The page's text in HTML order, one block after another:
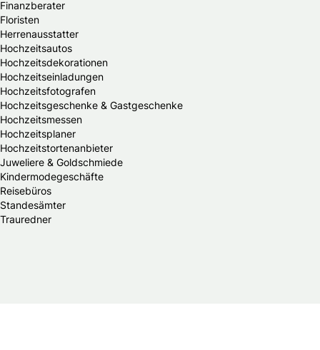
Finanzberater
Floristen
Herrenausstatter
Hochzeitsautos
Hochzeitsdekorationen
Hochzeitseinladungen
Hochzeitsfotografen
Hochzeitsgeschenke & Gastgeschenke
Hochzeitsmessen
Hochzeitsplaner
Hochzeitstortenanbieter
Juweliere & Goldschmiede
Kindermodegeschäfte
Reisebüros
Standesämter
Trauredner